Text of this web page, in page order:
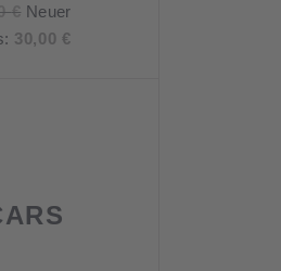
€ Ursprünglicher
Preis
Neuer
30,00 €Aktueller